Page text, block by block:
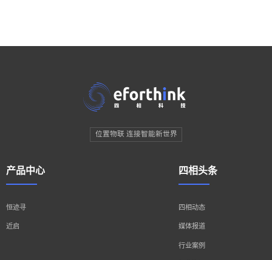
位置物联 连接智能新世界
产品中心
恒迹寻
近启
四相头条
四相动态
媒体报道
行业案例